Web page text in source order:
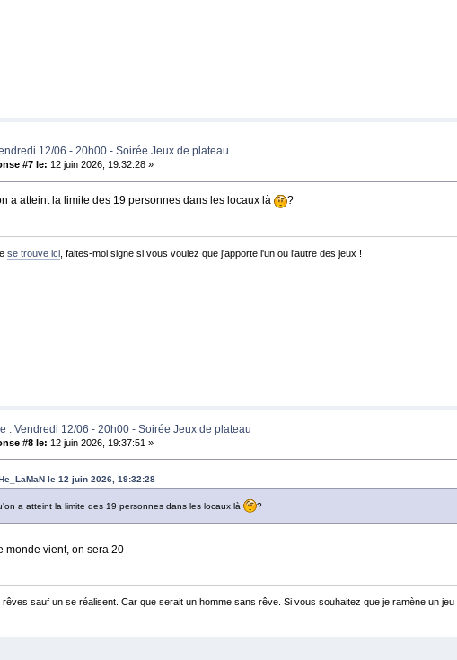
12/06 - 20h00 - Soirée Jeux de plateau
#7 le: 12 juin 2026, 19:32:28 »
a atteint la limite des 19 personnes dans les locaux là ?
se trouve ici, faites-moi signe si vous voulez que j'apporte l'un ou l'autre des jeux !
: Vendredi 12/06 - 20h00 - Soirée Jeux de plateau
#8 le: 12 juin 2026, 19:37:51 »
le 12 juin 2026, 19:32:28
a atteint la limite des 19 personnes dans les locaux là ?
monde vient, on sera 20
sauf un se réalisent. Car que serait un homme sans rêve. Si vous souhaitez que je ramène un jeu